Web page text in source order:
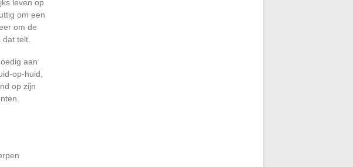
leven op
om een
om de
telt.
aan
op-huid,
op zijn